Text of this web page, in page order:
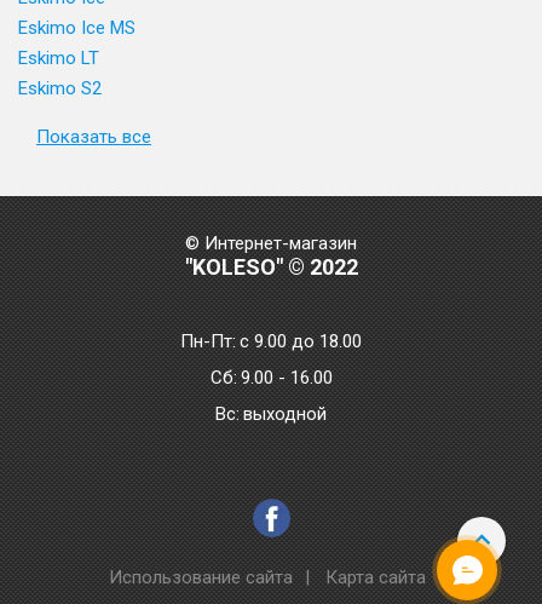
Eskimo Ice MS
Eskimo LT
Eskimo S2
Показать все
© Интернет-магазин
"KOLESO" © 2022
Пн-Пт:с 9.00 до 18.00
Сб: 9.00 - 16.00
Bc: выходной
Использование сайта | Карта сайта